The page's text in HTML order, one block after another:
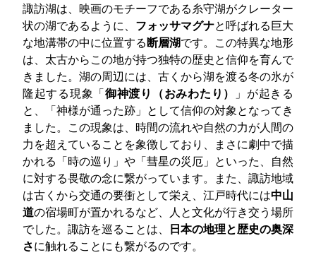
諏訪湖は、映画のモチーフである糸守湖がクレーター
状の湖であるように、 フォッサマグナと呼ばれる巨大
な地溝帯の中に位置する断層湖です。この特異な地形
は、太古からこの地が持つ独特の歴史と信仰を育んで
きました。湖の周辺には、古くから湖を渡る冬の氷が
隆起する現象「御神渡り（おみわたり）
」が起きる
と、「神様が通った跡」として信仰の対象となってき
ました。この現象は、時間の流れや自然の力が人間の
力を超えていることを象徴しており、まさに劇中で描
かれる「時の巡り」や「彗星の災厄」といった、自然
に対する畏敬の念に繋がっています。また、諏訪地域
は古くから交通の要衝として栄え、江戸時代には中山
道の宿場町が置かれるなど、人と文化が行き交う場所
でした。諏訪を巡ることは、 日本の地理と歴史の奥深
さに触れることにも繋がるのです。